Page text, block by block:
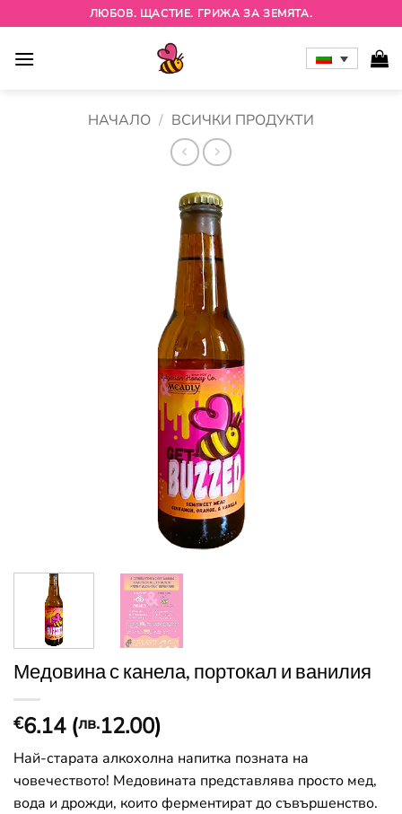
to
content
ЛЮБОВ. ЩАСТИЕ. ГРИЖА ЗА ЗЕМЯТА.
НАЧАЛО / ВСИЧКИ ПРОДУКТИ
Медовина с канела, портокал и ванилия
€6.14(лв.12.00)
Най-старата алкохолна напитка позната на
човечеството! Медовината представлява просто мед,
вода и дрожди, които ферментират до съвършенство.